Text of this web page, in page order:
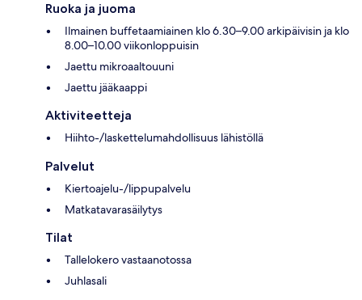
Ruoka ja juoma
Ilmainen buffetaamiainen klo 6.30–9.00 arkipäivisin ja klo
8.00–10.00 viikonloppuisin
Jaettu mikroaaltouuni
Jaettu jääkaappi
Aktiviteetteja
Hiihto-/laskettelumahdollisuus lähistöllä
Palvelut
Kiertoajelu-/lippupalvelu
Matkatavarasäilytys
Tilat
Tallelokero vastaanotossa
Juhlasali